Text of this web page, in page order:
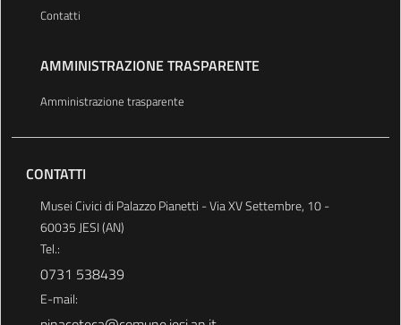
Contatti
AMMINISTRAZIONE TRASPARENTE
Amministrazione trasparente
CONTATTI
Musei Civici di Palazzo Pianetti - Via XV Settembre, 10 -
60035 JESI (AN)
Tel.:
0731 538439
E-mail: